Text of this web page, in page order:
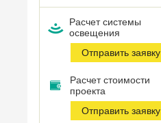
Расчет системы
оcвещения
Отправить заявку
Расчет стоимости
проекта
Отправить заявку